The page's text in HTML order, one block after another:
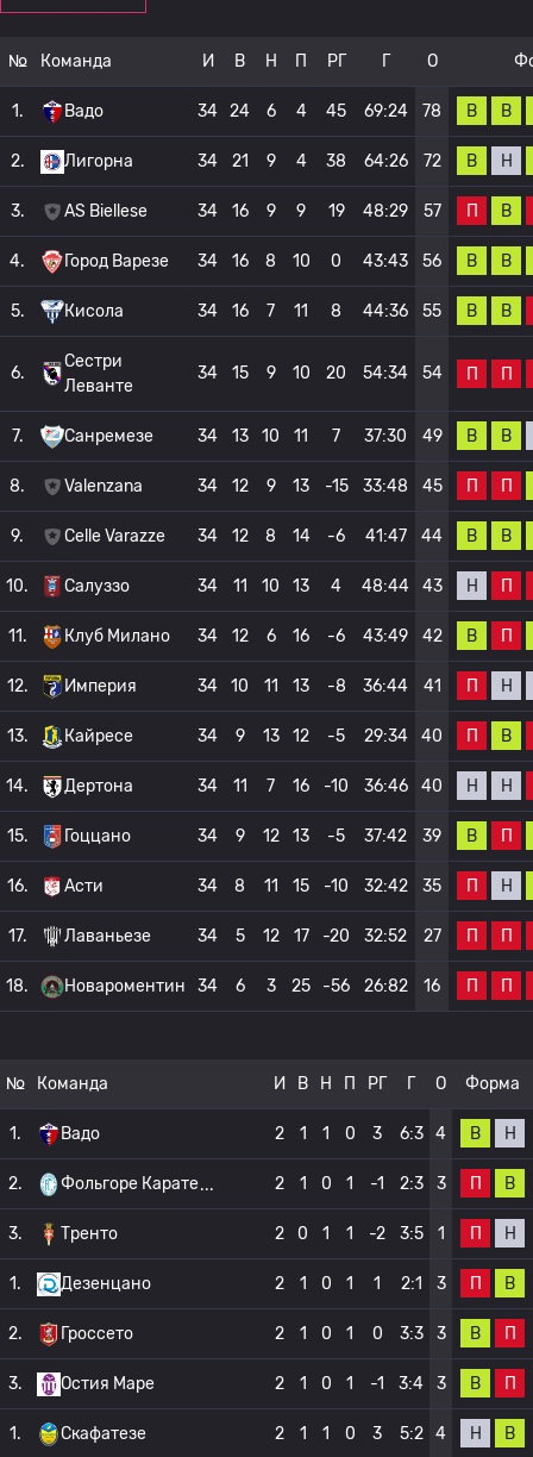
№ Команда И В Н П РГ Г О
1. Вадо 34 24 6 4 45 69:24 78 В В
2. Лигорна 34 21 9 4 38 64:26 72 В Н
3. AS Biellese 34 16 9 9 19 48:29 57 П В
4. Город Варезе 34 16 8 10 0 43:43 56 В В
5. Кисола 34 16 7 11 8 44:36 55 В В
6.
Сестри
Леванте
34 15 9 10 20 54:34 54 П П
7. Санремезе 34 13 10 11 7 37:30 49 В В
8. Valenzana 34 12 9 13 -15 33:48 45 П П
9. Celle Varazze 34 12 8 14 -6 41:47 44 В В
10. Салуззо 34 11 10 13 4 48:44 43 Н П
11. Клуб Милано 34 12 6 16 -6 43:49 42 В П
12. Империя 34 10 11 13 -8 36:44 41 П Н
13. Кайресе 34 9 13 12 -5 29:34 40 П В
14. Дертона 34 11 7 16 -10 36:46 40 Н Н
15. Гоццано 34 9 12 13 -5 37:42 39 В П
16. Асти 34 8 11 15 -10 32:42 35 П Н
17. Лаваньезе 34 5 12 17 -20 32:52 27 П П
18. Новароментин 34 6 3 25 -56 26:82 16 П П
№ Команда И В Н П РГ Г О Форма
1. Вадо 2 1 1 0 3 6:3 4 В Н
2. Фольгоре Карате 2 1 0 1 -1 2:3 3 П В
3. Тренто 2 0 1 1 -2 3:5 1 П Н
1. Дезенцано 2 1 0 1 1 2:1 3 П В
2. Гроссето 2 1 0 1 0 3:3 3 В П
3. Остия Маре 2 1 0 1 -1 3:4 3 В П
1. Скафатезе 2 1 1 0 3 5:2 4 Н В